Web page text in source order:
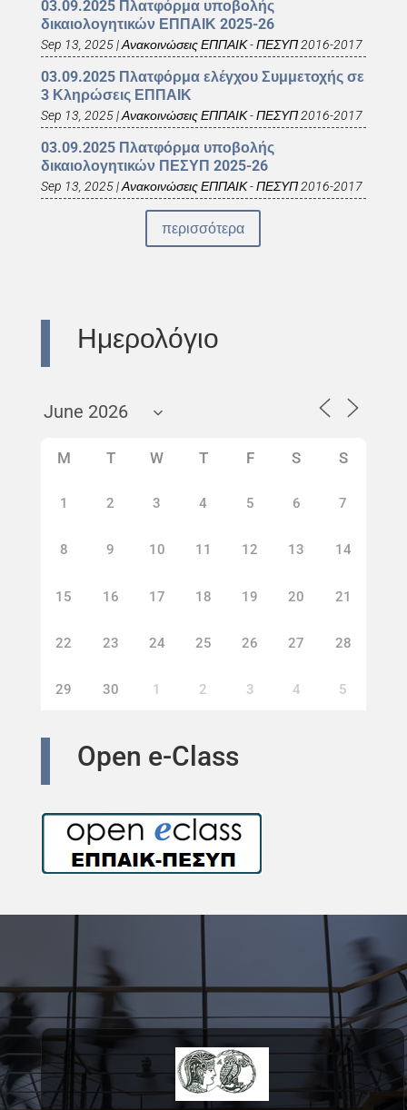
03.09.2025 Πλατφόρμα υποβολής
δικαιολογητικών ΕΠΠΑΙΚ 2025-26
Sep 13, 2025|Ανακοινώσεις ΕΠΠΑΙΚ - ΠΕΣΥΠ 2016-2017
03.09.2025 Πλατφόρμα ελέγχου Συμμετοχής σε
3 Κληρώσεις ΕΠΠΑΙΚ
Sep 13, 2025|Ανακοινώσεις ΕΠΠΑΙΚ - ΠΕΣΥΠ 2016-2017
03.09.2025 Πλατφόρμα υποβολής
δικαιολογητικών ΠΕΣΥΠ 2025-26
Sep 13, 2025|Ανακοινώσεις ΕΠΠΑΙΚ - ΠΕΣΥΠ 2016-2017
περισσότερα
Ημερολόγιο
M T W T F S S
1 2 3 4 5 6 7
8 9 10 11 12 13 14
15 16 17 18 19 20 21
22 23 24 25 26 27 28
29 30 1 2 3 4 5
Open e-Class